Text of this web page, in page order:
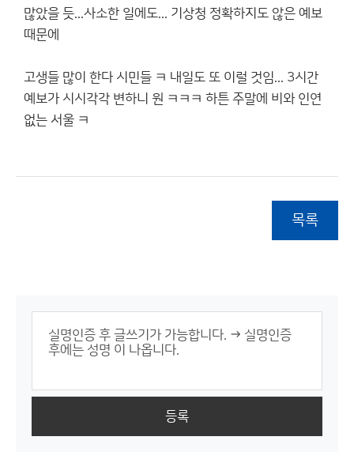
많았을 듯...사소한 일에도... 기상청 정확하지도 않은 예보
때문에
고생들 많이 한다 시민들 ㅋ 내일도 또 이럴 것임... 3시간
예보가 시시각각 변하니 원 ㅋㅋㅋ 하튼 주말에 비와 인연
없는 서울 ㅋ
목록
등록